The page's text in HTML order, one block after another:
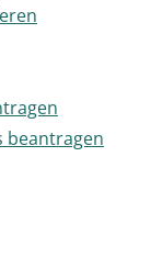
beantragen